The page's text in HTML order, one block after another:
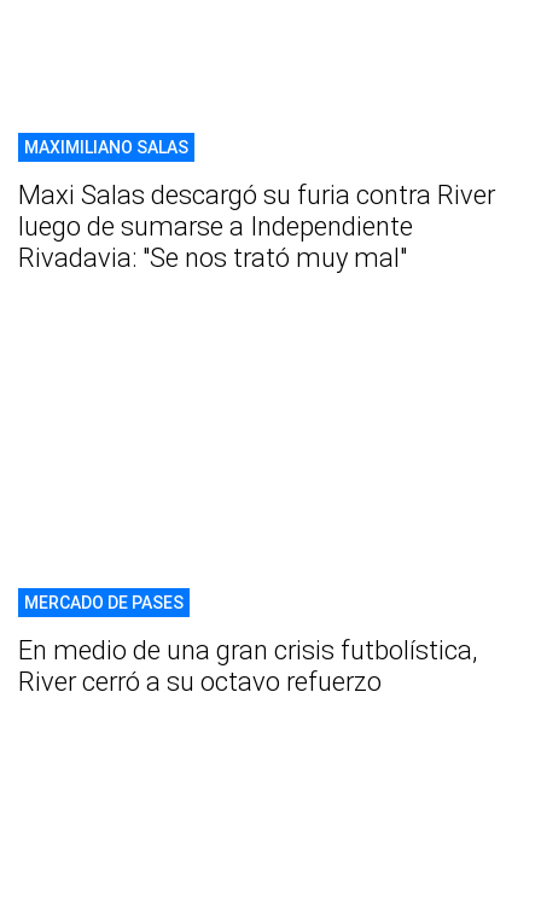
MAXIMILIANO SALAS
Maxi Salas descargó su furia contra River
luego de sumarse a Independiente
Rivadavia: "Se nos trató muy mal"
MERCADO DE PASES
En medio de una gran crisis futbolística,
River cerró a su octavo refuerzo